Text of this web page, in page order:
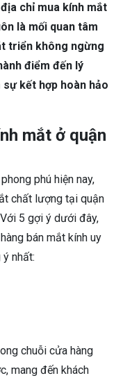
chỉ mua kính mắt
là mối quan tâm
triển không ngừng
điểm đến lý
kết hợp hoàn hảo
mắt ở quận
phú hiện nay,
chất lượng tại quận
5 gợi ý dưới đây,
bán mắt kính uy
nhất:
chuỗi cửa hàng
mang đến khách